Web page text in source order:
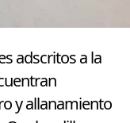
adscritos a la
y allanamiento